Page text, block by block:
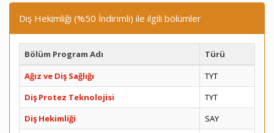
Diş Hekimliği (%50 İndirimli) ile ilgili bölümler
Bölüm Program Adı
Türü
Ağız ve Diş Sağlığı
TYT
Diş Protez Teknolojisi
TYT
Diş Hekimliği
SAY